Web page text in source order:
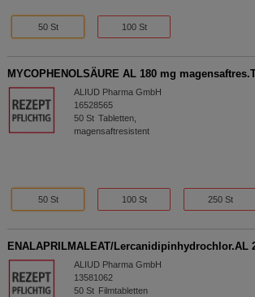
50 St 100 St
MYCOPHENOLSÄURE AL 180 mg
ALIUD Pharma GmbH
16528565
50 St Tabletten,
magensaftresistent
50 St 100 St 250 St
ENALAPRILMALEAT/Lercanidipinhydrochlor.AL
ALIUD Pharma GmbH
13581062
50 St Filmtabletten